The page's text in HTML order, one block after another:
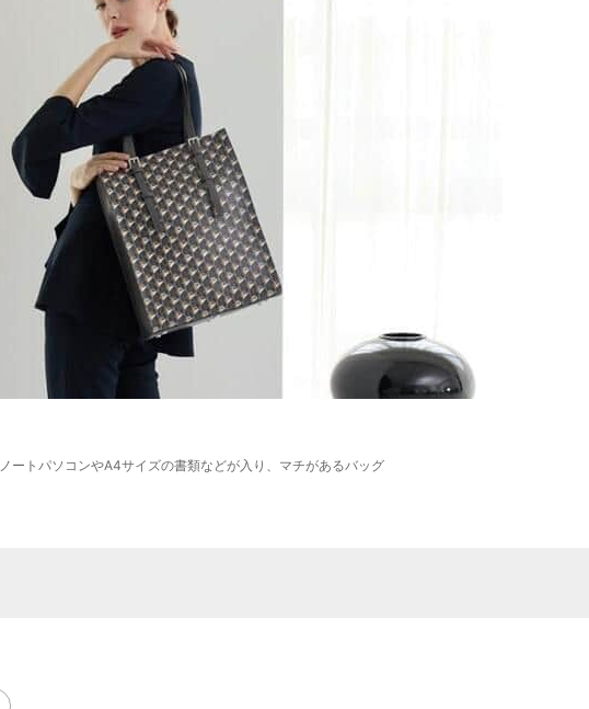
ノートパソコンやA4サイズの書類などが入り、マチがあるバッグ